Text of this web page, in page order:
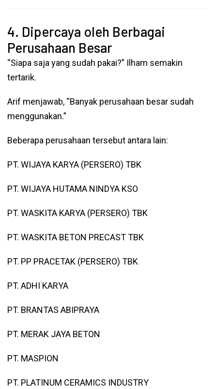
4. Dipercaya oleh Berbagai
Perusahaan Besar
“Siapa saja yang sudah pakai?” Ilham semakin
tertarik.
Arif menjawab, “Banyak perusahaan besar sudah
menggunakan.”
Beberapa perusahaan tersebut antara lain:
PT. WIJAYA KARYA (PERSERO) TBK
PT. WIJAYA HUTAMA NINDYA KSO
PT. WASKITA KARYA (PERSERO) TBK
PT. WASKITA BETON PRECAST TBK
PT. PP PRACETAK (PERSERO) TBK
PT. ADHI KARYA
PT. BRANTAS ABIPRAYA
PT. MERAK JAYA BETON
PT. MASPION
PT. PLATINUM CERAMICS INDUSTRY